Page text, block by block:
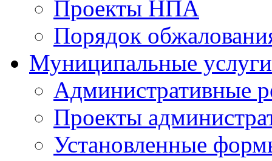
Проекты НПА
Порядок
Муниципальные услуги
Административные
Проекты
Установленные